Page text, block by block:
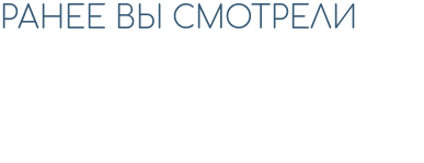
РАНЕЕ ВЫ СМОТРЕЛИ